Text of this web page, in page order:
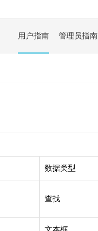
用户指南 管理员指南
数据类型
查找
文本框